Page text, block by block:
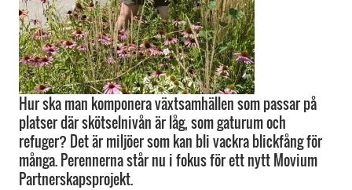
Hur ska man komponera växtsamhällen som passar på
platser där skötselnivån är låg, som gaturum och
refuger? Det är miljöer som kan bli vackra blickfång för
många. Perennerna står nu i fokus för ett nytt Movium
Partnerskapsprojekt.